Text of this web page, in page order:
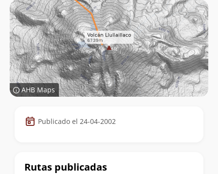
AHB Maps
Datos
de
cumbre
Publicado el 24-04-2002
Rutas publicadas